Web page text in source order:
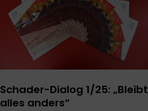
Schader-Dialog 1/25: „Bleibt
alles anders“